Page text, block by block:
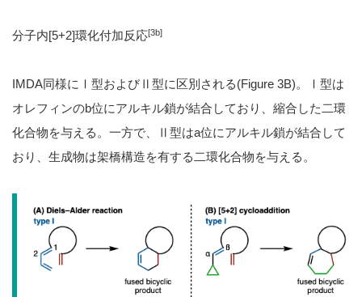
分子内[5+2]環化付加反応[3b]
IMDA同様にⅠ型およびⅡ型に区別される(Figure 3B)。Ⅰ型は
オレフィンのb位にアルキル鎖が結合しており、縮合した二環
化合物を与える。一方で、Ⅱ型はa位にアルキル鎖が結合して
おり、生成物は架橋構造を有する二環化合物を与える。